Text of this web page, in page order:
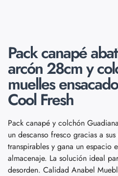
Pack canapé
arcón 28cm y
muelles
Cool Fresh
Pack canapé y colchón
un descanso fresco gracias a
transpirables y gana un espacio
almacenaje. La solución ideal
desorden. Calidad Anabel